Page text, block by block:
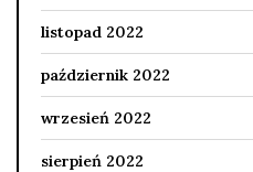
listopad 2022
październik 2022
wrzesień 2022
sierpień 2022